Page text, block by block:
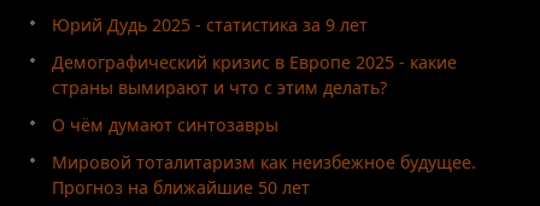
Юрий Дудь 2025 - статистика за 9 лет
Демографический кризис в Европе 2025 - какие
страны вымирают и что с этим делать?
О чём думают синтозавры
Мировой тоталитаризм как неизбежное будущее.
Прогноз на ближайшие 50 лет